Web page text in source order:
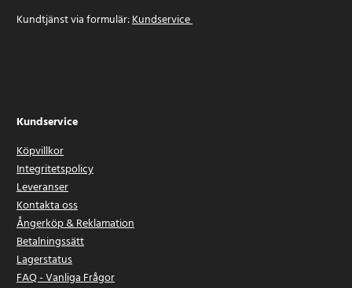
Kundtjänst via formulär:Kundservice
Kundservice
Köpvillkor
Integritetspolicy
Leveranser
Kontakta oss
Ångerköp & Reklamation
Betalningssätt
Lagerstatus
FAQ - Vanliga Frågor